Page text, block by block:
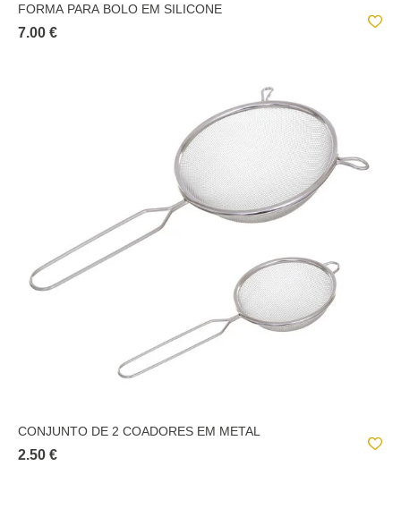
FORMA PARA BOLO EM SILICONE
7.00 €
CONJUNTO DE 2 COADORES EM METAL
2.50 €